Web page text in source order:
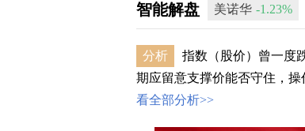
智能解盘 美诺华 -1.23%
分析
指数（股价）曾一度
期应留意支撑价能否守住，
看全部分析>>